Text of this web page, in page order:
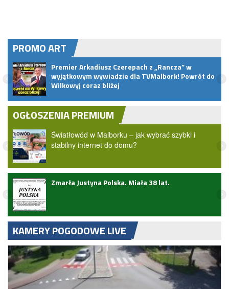
PROMO ART
Premier Arkadiusz Czerepach z „Rancza” w
wyjątkowym wywiadzie dla TVMalbork! Powrót do
Wilkowyj coraz bliżej
OGŁOSZENIA PREMIUM
Światłowód w Malborku – jak wybrać szybki i
stabilny internet do domu?
Zmarła Justyna Polska. Miała 38 lat.
KAMERY POGODOWE LIVE